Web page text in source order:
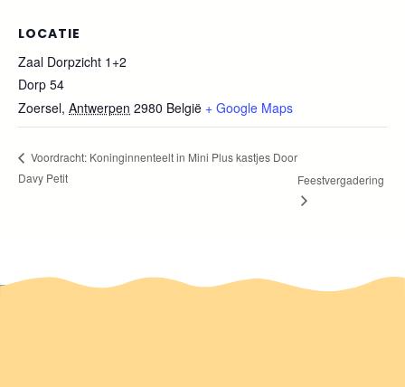
LOCATIE
Zaal Dorpzicht 1+2
Dorp 54
Zoersel, Antwerpen 2980 België + Google Maps
Voordracht: Koninginnenteelt in Mini Plus kastjes Door
Davy Petit
Feestvergadering